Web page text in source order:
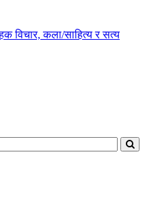
विचार, कला/साहित्य र सत्य